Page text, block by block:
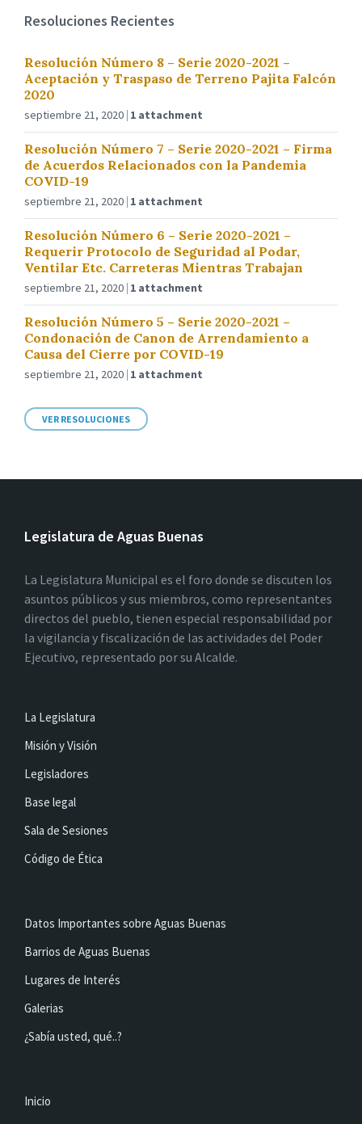
Resoluciones Recientes
Resolución Número 8 – Serie 2020-2021 –
Aceptación y Traspaso de Terreno Pajita Falcón
2020
septiembre 21, 2020 1 attachment
Resolución Número 7 – Serie 2020-2021 – Firma
de Acuerdos Relacionados con la Pandemia
COVID-19
septiembre 21, 2020 1 attachment
Resolución Número 6 – Serie 2020-2021 –
Requerir Protocolo de Seguridad al Podar,
Ventilar Etc. Carreteras Mientras Trabajan
septiembre 21, 2020 1 attachment
Resolución Número 5 – Serie 2020-2021 –
Condonación de Canon de Arrendamiento a
Causa del Cierre por COVID-19
septiembre 21, 2020 1 attachment
VER RESOLUCIONES
Legislatura de Aguas Buenas
La Legislatura Municipal es el foro donde se discuten los
asuntos públicos y sus miembros, como representantes
directos del pueblo, tienen especial responsabilidad por
la vigilancia y fiscalización de las actividades del Poder
Ejecutivo, representado por su Alcalde.
La Legislatura
Misión y Visión
Legisladores
Base legal
Sala de Sesiones
Código de Ética
Datos Importantes sobre Aguas Buenas
Barrios de Aguas Buenas
Lugares de Interés
Galerias
¿Sabía usted, qué..?
Inicio